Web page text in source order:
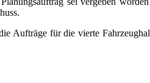
Aufträge für die vierte